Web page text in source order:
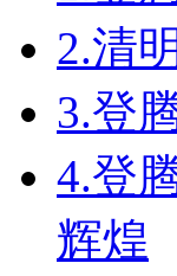
2.清
3.登
4.登
辉煌